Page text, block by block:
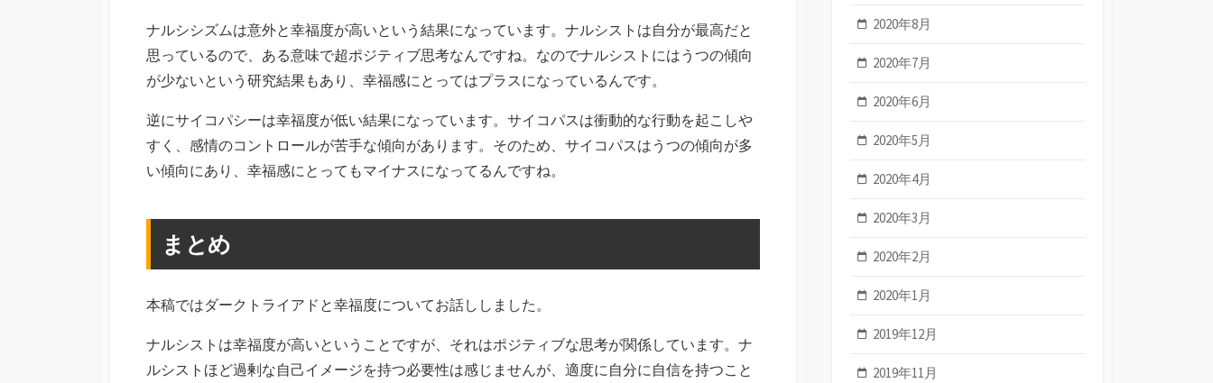
ナルシシズムは意外と幸福度が高いという結果になっています。ナルシストは自分が最高だと
思っているので、ある意味で超ポジティブ思考なんですね。なのでナルシストにはうつの傾向
が少ないという研究結果もあり、幸福感にとってはプラスになっているんです。
逆にサイコパシーは幸福度が低い結果になっています。サイコパスは衝動的な行動を起こしや
すく、感情のコントロールが苦手な傾向があります。そのため、サイコパスはうつの傾向が多
い傾向にあり、幸福感にとってもマイナスになってるんですね。
まとめ
本稿ではダークトライアドと幸福度についてお話ししました。
ナルシストは幸福度が高いということですが、それはポジティブな思考が関係しています。ナ
ルシストほど過剰な自己イメージを持つ必要性は感じませんが、適度に自分に自信を持つこと
2020年8月
2020年7月
2020年6月
2020年5月
2020年4月
2020年3月
2020年2月
2020年1月
2019年12月
2019年11月